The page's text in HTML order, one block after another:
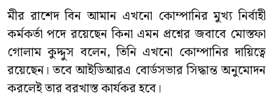
মীর রাশেদ বিন আমান এখনো কোম্পানির মুখ্য নির্বাহী
কর্মকর্তা পদে রয়েছেন কিনা এমন প্রশ্নের জবাবে মোস্তফা
গোলাম কুদ্দুস বলেন, তিনি এখনো কোম্পানির দায়িত্বে
রয়েছেন। তবে আইডিআরএ বোর্ডসভার সিদ্ধান্ত অনুমোদন
করলেই তার বরখাস্ত কার্যকর হবে।